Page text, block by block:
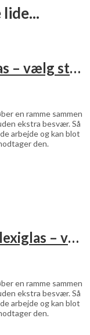
Hvid træramme m/plexiglas – vælg størrelse
en ramme sammen
ekstra besvær. Så
arbejde og kan blot
den.
Massiv egetræramme m/plexiglas – vælg størrelse
en ramme sammen
ekstra besvær. Så
arbejde og kan blot
den.